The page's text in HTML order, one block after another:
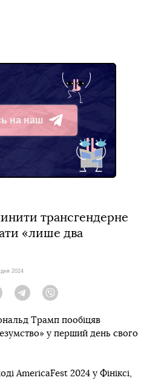
на наш
трансгендерне
«лише два
2024
Twitter Telegram
Трамп пообіцяв
у перший день свого
AmericaFest 2024 у Фініксі,